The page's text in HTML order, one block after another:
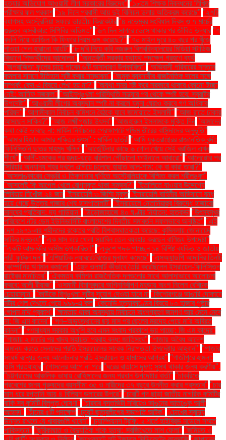
হত্যার অভিযোগ আওয়ামী লীগ সরকারের বিরুদ্ধে" "১৮তম শিক্ষক নিবন্ধনের লিখিত
পরীক্ষার ফল প্রকাশ "১৯ দিনে প্রবাসী আয় দুই বিলিয়ন ডলার অতিক্রম করেছে" "২৭টি
ব্যাগসহ অস্ট্রেলিয়া সফরে ভারতীয় ক্রিকেটার "৪ নভেম্বর সংবিধান দিবস ও ৭ মার্চের
গুরুত্ব অস্বীকার: সিপিবির অভিমত" "৬৭ দিন সাগরে ভেসে থাকার পর জীবিত উদ্ধার "৭
বদলি নিয়ে ব্রাজিল কি ফিফার নিয়ম ভঙ্গ করেছে?" "৭০ মাইল দূরে ৪০ বছর পর খুঁজে
পাওয়া গেল হারানো আংটি" "৮ দবি নিয়ে কবি নজরুল বিশ্ববিদ্যালয়ের মিডিয়া স্টাডিজ
বিভাগে শিক্ষার্থীদের আন্দোলন" "অন্তর্বর্তী সরকার যথাযথ পদক্ষেপ গ্রহণে ব্যর্থ
"অপরাজিতা ফুলের চায়ে পাবেন ৬টি অসাধারণ উপকারিতা" "অভিবাসী পরিবারের সন্তান
কমলার সামনে ইতিহাস সৃষ্টি করার সম্ভাবনা" "অমুক ব্যবসায়ীর রাজনৈতিক দলের সঙ্গে
সম্পর্ক: কেন এ বিষয়ে লেখা হয় না?" "অযথা সময় নষ্ট করে সরকারে থাকার কোনো ইচ্ছা
নেই: আসিফ নজরুল" "আইনশৃঙ্খলা পরিস্থিতি সন্ধ্যার পর থেকে স্পষ্ট হবে: স্বরাষ্ট্র
উপদেষ্টা" "আওয়ামী লীগের অবস্থান স্পষ্ট না করলে যমুনা ঘেরাও করবে গণ অধিকার
পরিষদ" "আগামীকাল নির্বাচন কমিশনে বৈঠকে যাবে জামায়াতে ইসলামী" "আজ রাতে ঢাকায়
আসছেন সাকিব?" "আজ লক্ষ্মীপূজার উৎসব" "আজহারুল ইসলামকে মুক্তি দিন "আমাদের
কথা কেউ ভাবছে না: মার্কিন নির্বাচনের প্রেক্ষাপটে পশ্চিম তীরের বাসিন্দাদের অনুভূতি"
"আমার হিজাব আমার শক্তির উৎস" : মার্কিন ছাত্রী "আমি যুক্তরাষ্ট্রের রাজনৈতিক বন্দী:
ফিলিস্তিনি ছাত্র মাহমুদ খলিল" "আর্জেন্টিনার কাছে ৬ গোল খেয়ে সেই ব্রাজিল এখন
শীর্ষে" "আলী-চমকের পর হৃদয়-ঝড়ে বরিশাল পৌঁছালো ফাইনালে আবারো" "আলেপ্পোর পর
সিরিয়ার অন্যান্য শহর দখলে এগিয়ে চলেছে হায়াত আল-শাম: কে বা কারা তারা?"
"আসলাঙ্কারের সেঞ্চুরি ও তিকশানার ঘূর্ণিতে অস্ট্রেলিয়াকে বিস্মিত করল শ্রীলঙ্কা"
"আসলেই কি আপেল খেলে রোগমুক্ত থাকা সম্ভব?" "ইতালিতে যাওয়ার উদ্দেশ্যে
লিবিয়ায় নিখোঁজ ২৪ জন "ইসরায়েলি ৩ জিম্মি মুক্ত "ইসরায়েলি বাহিনীর অভিযানে বন্ধ
হয়ে গেছে উত্তর গাজার শেষ হাসপাতালটি" "ইসরায়েলে নেতানিয়াহুর বিরুদ্ধে হাজারো
মানুষের প্রতিবাদ: দ্য গার্ডিয়ান" "উড়োজাহাজে ৪০ ঘণ্টার নির্যাতন: হাতকড়া "উৎসবমুখর
পরিবেশে নটর ডেম ইউনিভার্সিটি বাংলাদেশের দ্বিতীয় সমাবর্তন সফলভাবে অনুষ্ঠিত" "এই
দেশ ১৯৭১-এর শহীদদের রক্তের প্রতি বিশ্বাসঘাতকতা করেছে: কুমিল্লায় জোনায়েদ
সাকির মন্তব্য" "এক মাস ধরে খোলা সয়াবিন তেল ব্যবহার করছেন বাণিজ্য উপদেষ্টা"
"একটি আমলকীর অসীম উপকারিতা!" "একুশে পদক পাচ্ছেন ১৪ বিশিষ্ট ব্যক্তি ও জাতীয়
নারী ফুটবল দল" "এশিয়াটিক ল্যাবরেটরিজের মুনাফা কমেছে" "এসঅ্যান্ডপি আদানির তিনটি
কোম্পানির ঋণমান কমালো" "এহুদ ওলমার্ট কীভাবে তৈরি করেছিলেন ইসরায়েল-ফিলিস্তিন
রাষ্ট্রের মানচিত্র" "ঐকমত্য কমিশন রাজনৈতিক দলগুলোর সাথে আলাদাভাবে আলোচনা
করবে: আলী রীয়াজ" "ওসমানী বিমানবন্দরে অগ্নিনির্বাপণ মহড়ায় অংশ নিলেন বেবিচক
চেয়ারম্যান" "কাউকে বিশৃঙ্খলা সৃষ্টির সুযোগ দেওয়া যাবে না "কিশোরগঞ্জে ভাঙারি দোকানে
মর্টার শেল দেখতে পেয়ে ৯৯৯-এ কল "কেনেডি হত্যাকাণ্ডের বিষয়ে ৮০ হাজার পৃষ্ঠার
গোপন নথি প্রকাশ" "ক্ষমতায় থাকা অবস্থায় নির্বাচনে অংশগ্রহণ জনগণ আর মেনে নেবে
না: জি এম কাদের" "গণ–অভ্যুত্থানের ছয় মাস পর ছেলের মরদেহ পেয়ে মা'র অবিরত
কান্না" "গণমাধ্যম সরকার অখুশি হবে এমন সংবাদ প্রকাশে ভয় পাচ্ছে: জি এম কাদের"
"গাজায় ২ মার্চের পর খাদ্য সহায়তা প্রবাহ বন্ধ: জাতিসংঘ" "গাজায় অবৈধ আদেশ
অমান্য করতে সেনাদের প্রতি ইসরায়েলের সাবেক নিরাপত্তা উপদেষ্টার আহ্বান"' "গাজার
সংঘর্ষ বন্ধের জন্য আলোচনার প্রতি ইসরায়েল ও হামাসের আগ্রহ" "গাজীপুরে হামলা:
ওসি প্রত্যাহার "গোসলের আগে না পরে "ঘরের বাতাসে দূষণ: সুস্থ থাকার জন্য করণীয়".
"চট্টগ্রামের আঞ্চলিক ভাষায় রোহিঙ্গাদের জন্য প্রধান উপদেষ্টার বার্তা" "চাকরিতে
প্রবেশের জন্য পুরুষদের বয়সসীমা ৩৫ ও নারীদের ৩৭ বছরে উন্নীত করার প্রস্তাব" "চার
মাস ধরে রপ্তানি আয় ৪ বিলিয়ন ডলারের উপরে" "চারটি পদ ছাড়া জাতীয় নাগরিক কমিটির
বাকি সব কমিটি বিলুপ্ত ঘোষণা" "চারবার বসতভিটা সরিয়েও ভাঙনের আতঙ্কে আলী
আহমদ" "চীনের ৫টি পদক্ষেপ "চুয়েট ছাত্রলীগের সভাপতি আটক" "চোখের স্বাস্থ্য
উন্নত রাখতে যে খাবারগুলি খাবেন" "চ্যাম্পিয়নস ট্রফি: ২ শর্তে হাইব্রিড মডেলে সম্মত
পাকিস্তান" "ছুরিকাঘাত ও বৈদ্যুতিক শকে হত্যা: সবজিখেতে লাশ ফেলা" "জমিয়ত ও